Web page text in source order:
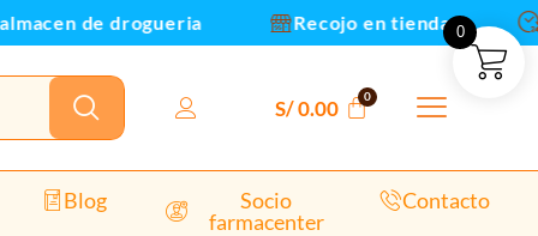
de drogueria Recojo en tienda
S/0.00
Blog
Socio
farmacenter
Contacto
0
(B)